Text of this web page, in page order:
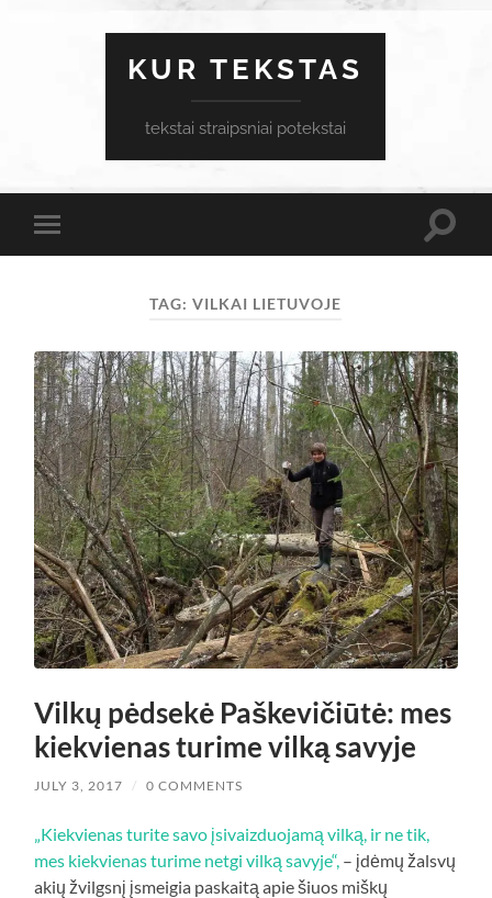
KUR TEKSTAS
tekstai straipsniai potekstai
Toggle
mobile
Toggle
TAG:VILKAI LIETUVOJE
Vilkų pėdsekė Paškevičiūtė: mes
kiekvienas turime vilką savyje
JULY 3, 2017 / 0 COMMENTS
„Kiekvienas turite savo įsivaizduojamą vilką, ir ne tik,
mes kiekvienas turime netgi vilką savyje“, – įdėmų žalsvų
akių žvilgsnį įsmeigia paskaitą apie šiuos miškų